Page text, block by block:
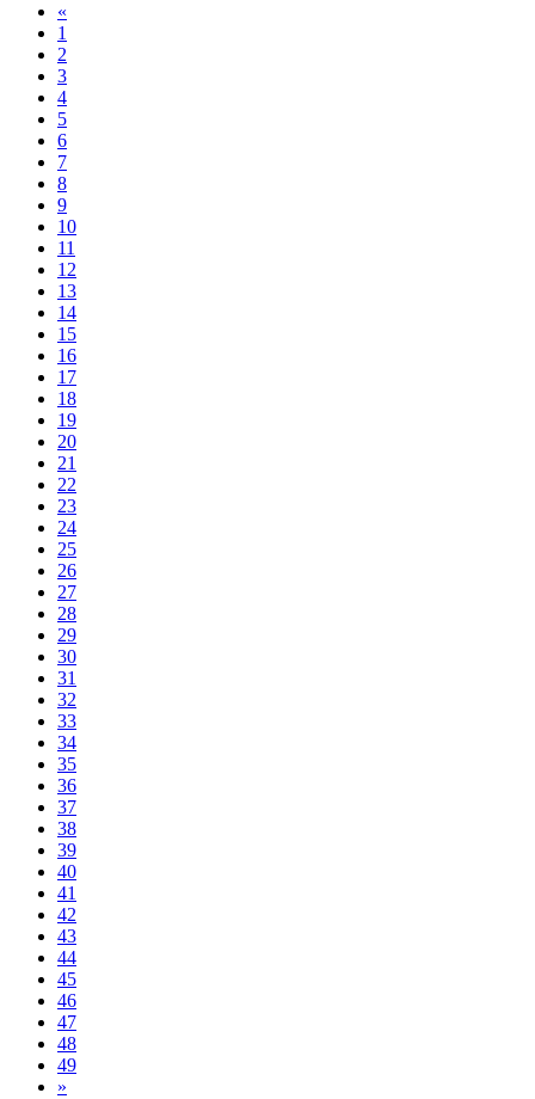
«
1
2
3
4
5
6
7
8
9
10
11
12
13
14
15
16
17
18
19
20
21
22
23
24
25
26
27
28
29
30
31
32
33
34
35
36
37
38
39
40
41
42
43
44
45
46
47
48
49
»